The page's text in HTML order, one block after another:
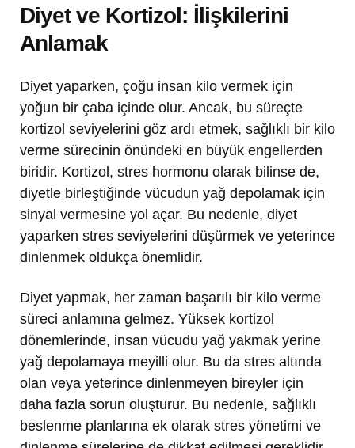
Diyet ve Kortizol: İlişkilerini
Anlamak
Diyet yaparken, çoğu insan kilo vermek için
yoğun bir çaba içinde olur. Ancak, bu süreçte
kortizol seviyelerini göz ardı etmek, sağlıklı bir kilo
verme sürecinin önündeki en büyük engellerden
biridir. Kortizol, stres hormonu olarak bilinse de,
diyetle birleştiğinde vücudun yağ depolamak için
sinyal vermesine yol açar. Bu nedenle, diyet
yaparken stres seviyelerini düşürmek ve yeterince
dinlenmek oldukça önemlidir.
Diyet yapmak, her zaman başarılı bir kilo verme
süreci anlamına gelmez. Yüksek kortizol
dönemlerinde, insan vücudu yağ yakmak yerine
yağ depolamaya meyilli olur. Bu da stres altında
olan veya yeterince dinlenmeyen bireyler için
daha fazla sorun oluşturur. Bu nedenle, sağlıklı
beslenme planlarına ek olarak stres yönetimi ve